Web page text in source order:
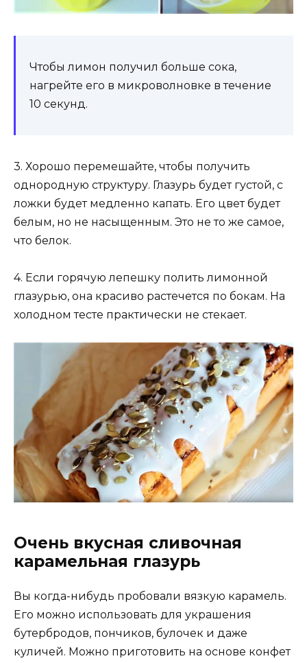
Чтобы лимон получил больше сока,
нагрейте его в микроволновке в течение
10 секунд.
3. Хорошо перемешайте, чтобы получить
однородную структуру. Глазурь будет густой, с
ложки будет медленно капать. Его цвет будет
белым, но не насыщенным. Это не то же самое,
что белок.
4. Если горячую лепешку полить лимонной
глазурью, она красиво растечется по бокам. На
холодном тесте практически не стекает.
Очень вкусная сливочная
карамельная глазурь
Вы когда-нибудь пробовали вязкую карамель.
Его можно использовать для украшения
бутербродов, пончиков, булочек и даже
куличей. Можно приготовить на основе конфет